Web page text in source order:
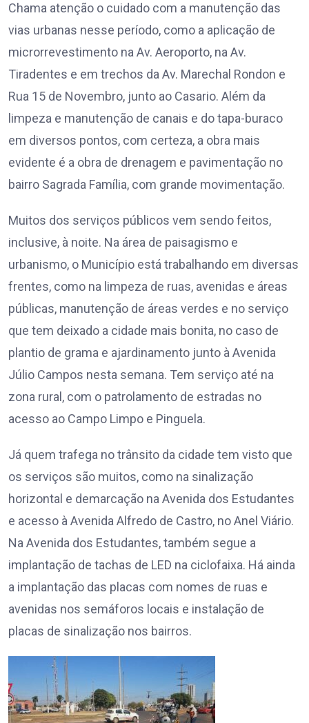
Chama atenção o cuidado com a manutenção das
vias urbanas nesse período, como a aplicação de
microrrevestimento na Av. Aeroporto, na Av.
Tiradentes e em trechos da Av. Marechal Rondon e
Rua 15 de Novembro, junto ao Casario. Além da
limpeza e manutenção de canais e do tapa-buraco
em diversos pontos, com certeza, a obra mais
evidente é a obra de drenagem e pavimentação no
bairro Sagrada Família, com grande movimentação.
Muitos dos serviços públicos vem sendo feitos,
inclusive, à noite. Na área de paisagismo e
urbanismo, o Município está trabalhando em diversas
frentes, como na limpeza de ruas, avenidas e áreas
públicas, manutenção de áreas verdes e no serviço
que tem deixado a cidade mais bonita, no caso de
plantio de grama e ajardinamento junto à Avenida
Júlio Campos nesta semana. Tem serviço até na
zona rural, com o patrolamento de estradas no
acesso ao Campo Limpo e Pinguela.
Já quem trafega no trânsito da cidade tem visto que
os serviços são muitos, como na sinalização
horizontal e demarcação na Avenida dos Estudantes
e acesso à Avenida Alfredo de Castro, no Anel Viário.
Na Avenida dos Estudantes, também segue a
implantação de tachas de LED na ciclofaixa. Há ainda
a implantação das placas com nomes de ruas e
avenidas nos semáforos locais e instalação de
placas de sinalização nos bairros.